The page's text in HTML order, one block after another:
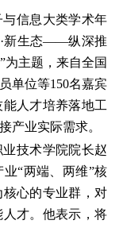
信息大类学术年
·新生态——纵深推
为主题，来自全国
单位等150名嘉宾
人才培养落地工
产业实际需求。
技术学院院长赵
“两端、两维”核
心的专业群，对
才。他表示，将